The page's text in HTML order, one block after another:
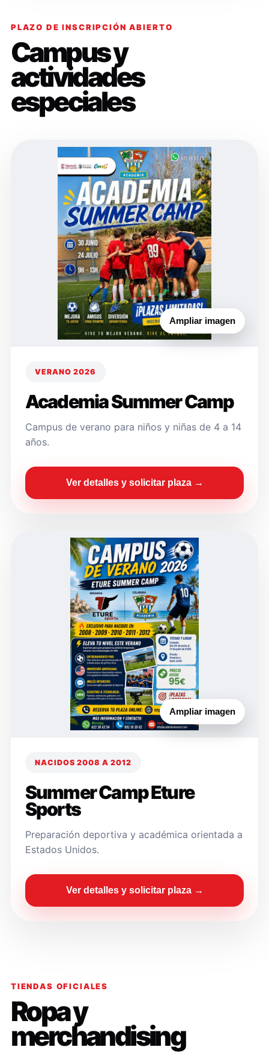
PLAZO DE INSCRIPCIÓN ABIERTO
Campus y
actividades
especiales
Ampliar imagen
VERANO 2026
Academia Summer Camp
Campus de verano para niños y niñas de 4 a 14
años.
Ver detalles y solicitar plaza →
Ampliar imagen
NACIDOS 2008 A 2012
Summer Camp Eture
Sports
Preparación deportiva y académica orientada a
Estados Unidos.
Ver detalles y solicitar plaza →
TIENDAS OFICIALES
Ropa y
merchandising